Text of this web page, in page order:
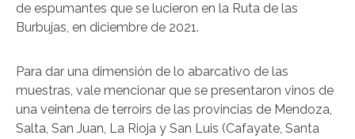
de espumantes que se lucieron en la Ruta de las
Burbujas, en diciembre de 2021.
Para dar una dimensión de lo abarcativo de las
muestras, vale mencionar que se presentaron vinos de
una veintena de terroirs de las provincias de Mendoza,
Salta, San Juan, La Rioja y San Luis (Cafayate, Santa